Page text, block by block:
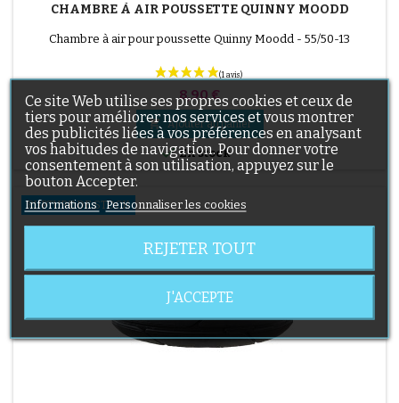
CHAMBRE À AIR POUSSETTE QUINNY MOODD
Chambre à air pour poussette Quinny Moodd - 55/50-13
Prix
8,90 €
 Ajouter au panier
En stock
RUPTURE DE STOCK
Ce site Web utilise ses propres cookies et ceux de
tiers pour améliorer nos services et vous montrer
des publicités liées à vos préférences en analysant
vos habitudes de navigation. Pour donner votre
consentement à son utilisation, appuyez sur le
bouton Accepter.
Informations Personnaliser les cookies
REJETER TOUT
J'ACCEPTE